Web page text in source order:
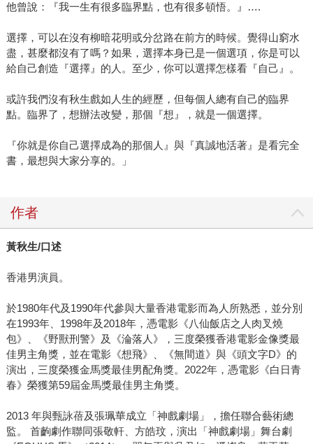
他曾說：『我一生有很多臨界點，也有很多頓悟。』….
選擇，可以在沒有柳暗花明或分岔路在前方的時候。覺得山窮水
盡，甚麼都沒有了嗎？如果，選擇本身已是一個選項，你是可以
給自己創造『選擇』的人。至少，你可以選擇怎樣看『自己』。
或許我們沒有秋生戲如人生的經歷，但每個人總有自己的臨界
點。臨界了，想辦法改變，那個『想』，就是一個選擇。
『你就是你自己選擇成為的那個人』與『真誠地活著』是看完全
書，最想與大家分享的。」
作者
黃秋生/口述
香港男演員。
於1980年代及1990年代參與大量香港電影而為人所熟悉，並分別
在1993年、1998年及2018年，憑電影《八仙飯店之人肉叉燒
包》、《野獸刑警》及《淪落人》，三度榮獲香港電影金像獎最
佳男主角獎，並在電影《想飛》、《無間道》與《頭文字D》的
演出，三度榮獲金馬獎最佳男配角獎。2022年，憑電影《白日青
春》榮獲第59屆金馬獎最佳男主角獎。
2013 年與甄詠蓓及張珮華成立「神戲劇場」，擔任聯合藝術總
監。 首齣劇作聯同張敬軒、方皓玟，演出「神戲劇場」舞台劇